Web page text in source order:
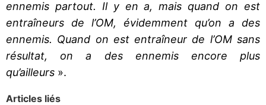
ennemis partout. Il y en a, mais quand on est
entraîneurs de l’OM, évidemment qu’on a des
ennemis. Quand on est entraîneur de l’OM sans
résultat, on a des ennemis encore plus
qu’ailleurs ».
Articles liés